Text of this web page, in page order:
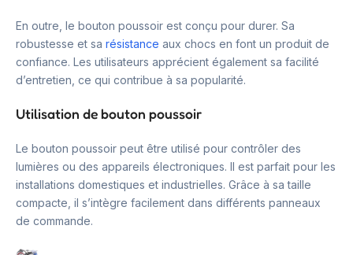
En outre, le bouton poussoir est conçu pour durer. Sa
robustesse et sa résistance aux chocs en font un produit de
confiance. Les utilisateurs apprécient également sa facilité
d’entretien, ce qui contribue à sa popularité.
Utilisation de bouton poussoir
Le bouton poussoir peut être utilisé pour contrôler des
lumières ou des appareils électroniques. Il est parfait pour les
installations domestiques et industrielles. Grâce à sa taille
compacte, il s’intègre facilement dans différents panneaux
de commande.